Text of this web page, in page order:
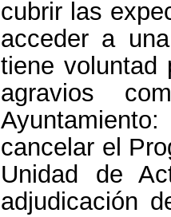
cubrir las
acceder a
tiene voluntad
agravios
cancelar el
Unidad
de
adjudicación